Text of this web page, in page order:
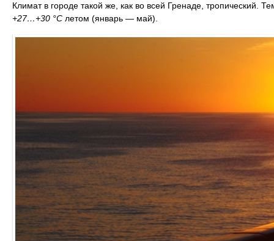
Климат в городе такой же, как во всей Гренаде, тропический.
+27…+30 °C летом (январь — май).